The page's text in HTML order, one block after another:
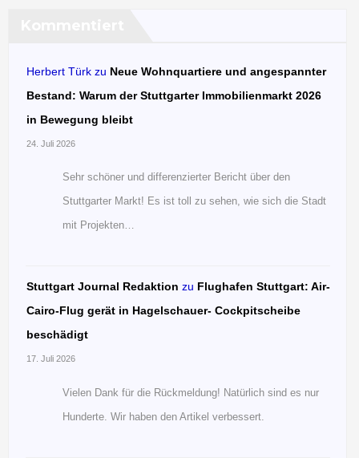
Herbert Türk zu Neue Wohnquartiere und angespannter
Bestand: Warum der Stuttgarter Immobilienmarkt 2026
in Bewegung bleibt
24. Juli 2026
Sehr schöner und differenzierter Bericht über den
Stuttgarter Markt! Es ist toll zu sehen, wie sich die Stadt
mit Projekten…
Stuttgart Journal Redaktion zu Flughafen Stuttgart: Air-
Cairo-Flug gerät in Hagelschauer- Cockpitscheibe
beschädigt
17. Juli 2026
Vielen Dank für die Rückmeldung! Natürlich sind es nur
Hunderte. Wir haben den Artikel verbessert.